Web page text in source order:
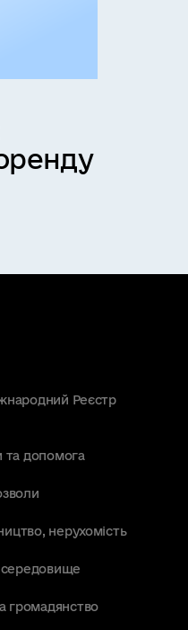
Реєстр
та допомога
нерухомість
громадянство